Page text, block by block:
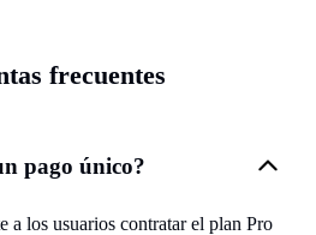
frecuentes
pago único?
a los usuarios contratar el plan Pro